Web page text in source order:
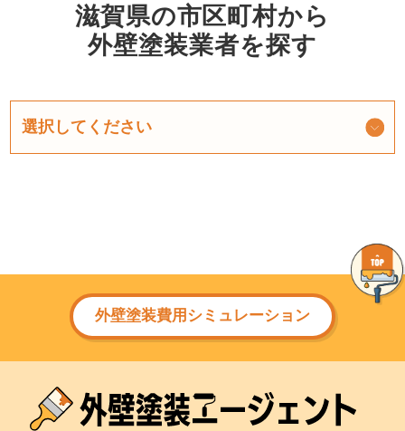
滋賀県の市区町村から
外壁塗装業者を探す
外壁塗装費用シミュレーション